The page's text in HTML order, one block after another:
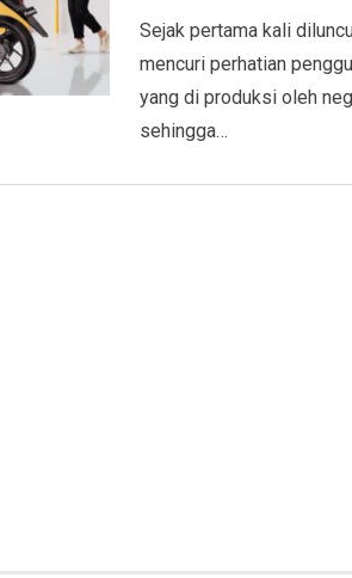
Sejak pertama kali
mencuri perhatian
yang di produksi oleh
sehingga…